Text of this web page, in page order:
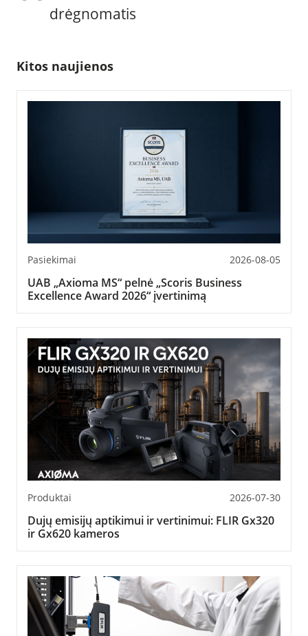
drėgnomatis
Kitos naujienos
Pasiekimai 2026-08-05
UAB „Axioma MS“ pelnė „Scoris Business
Excellence Award 2026“ įvertinimą
Produktai 2026-07-30
Dujų emisijų aptikimui ir vertinimui: FLIR Gx320
ir Gx620 kameros